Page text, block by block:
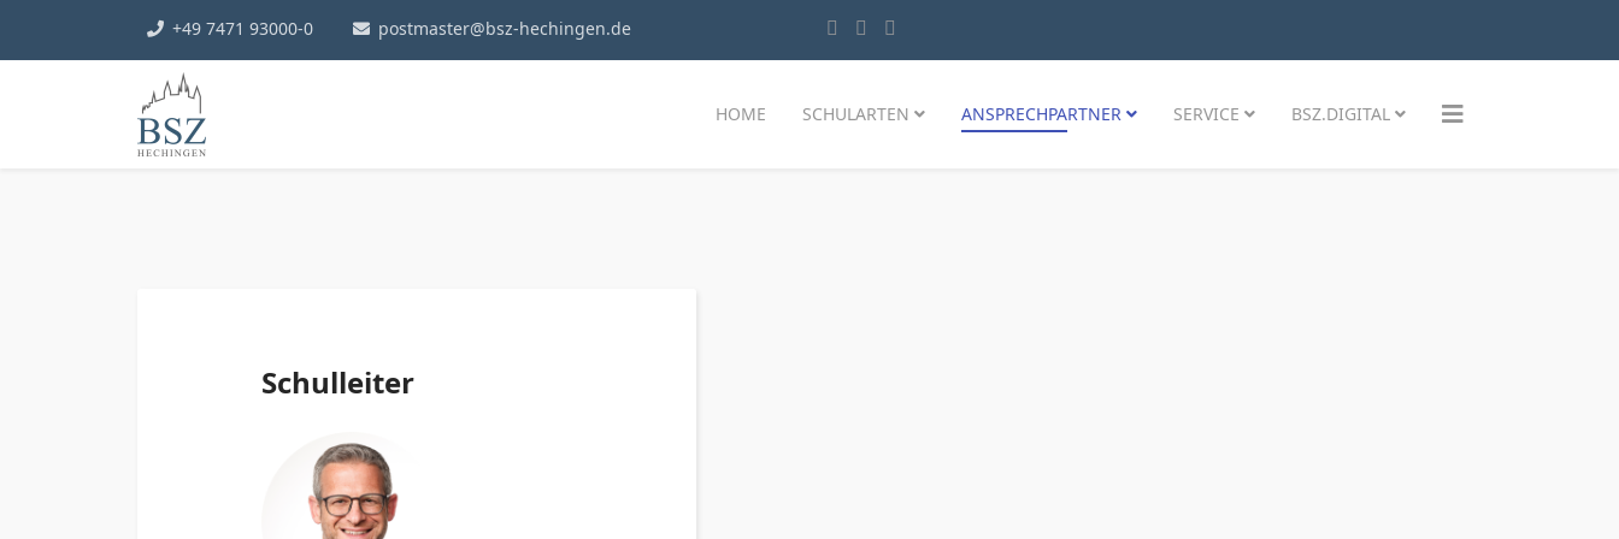
+49 7471 93000-0 postmaster@bsz-hechingen.de
HOME SCHULARTEN ANSPRECHPARTNER SERVICE BSZ.DIGITAL
Schulleiter